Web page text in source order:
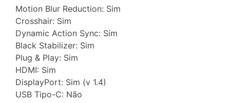
Motion Blur Reduction: Sim
Crosshair: Sim
Dynamic Action Sync: Sim
Black Stabilizer: Sim
Plug & Play: Sim
HDMI: Sim
DisplayPort: Sim (v 1.4)
USB Tipo-C: Não